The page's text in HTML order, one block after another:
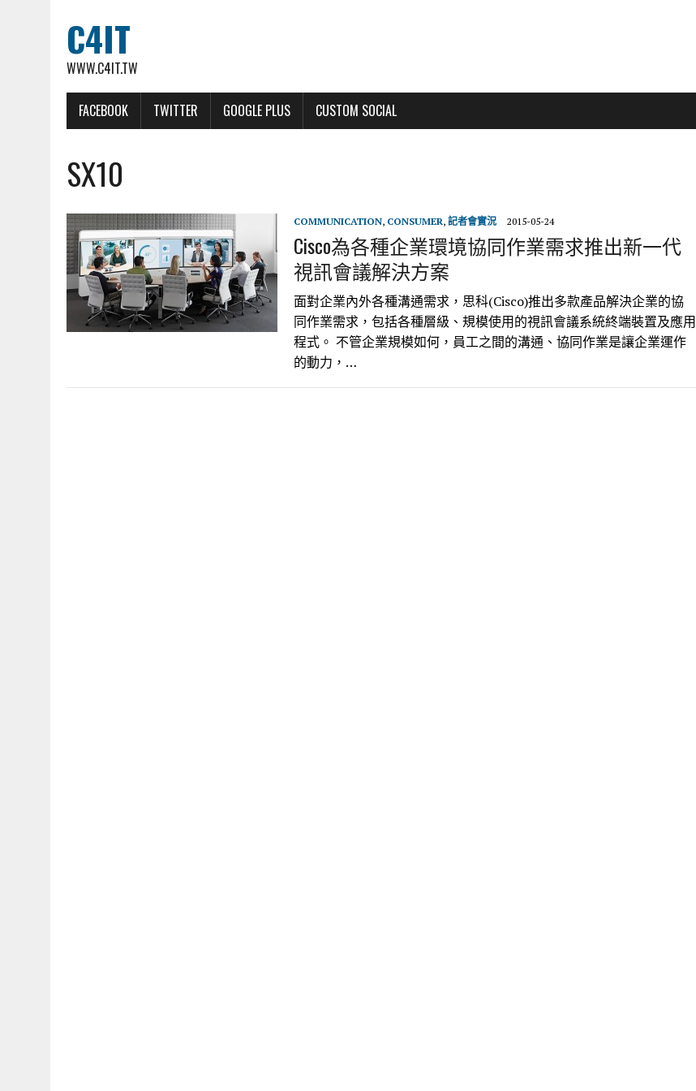
C4IT
WWW.C4IT.TW
FACEBOOK TWITTER GOOGLE PLUS CUSTOM SOCIAL
SX10
COMMUNICATION, CONSUMER, 記者會實況 2015-05-24
Cisco為各種企業環境協同作業需求推出新一代
視訊會議解決方案
面對企業內外各種溝通需求，思科(Cisco)推出多款產品解決企業的協
同作業需求，包括各種層級、規模使用的視訊會議系統終端裝置及應用
程式。 不管企業規模如何，員工之間的溝通、協同作業是讓企業運作
的動力，…